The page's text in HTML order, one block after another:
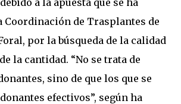
a la apuesta que se ha
Coordinación de Trasplantes de
por la búsqueda de la calidad
la cantidad. “No se trata de
sino de que los que se
efectivos”, según ha